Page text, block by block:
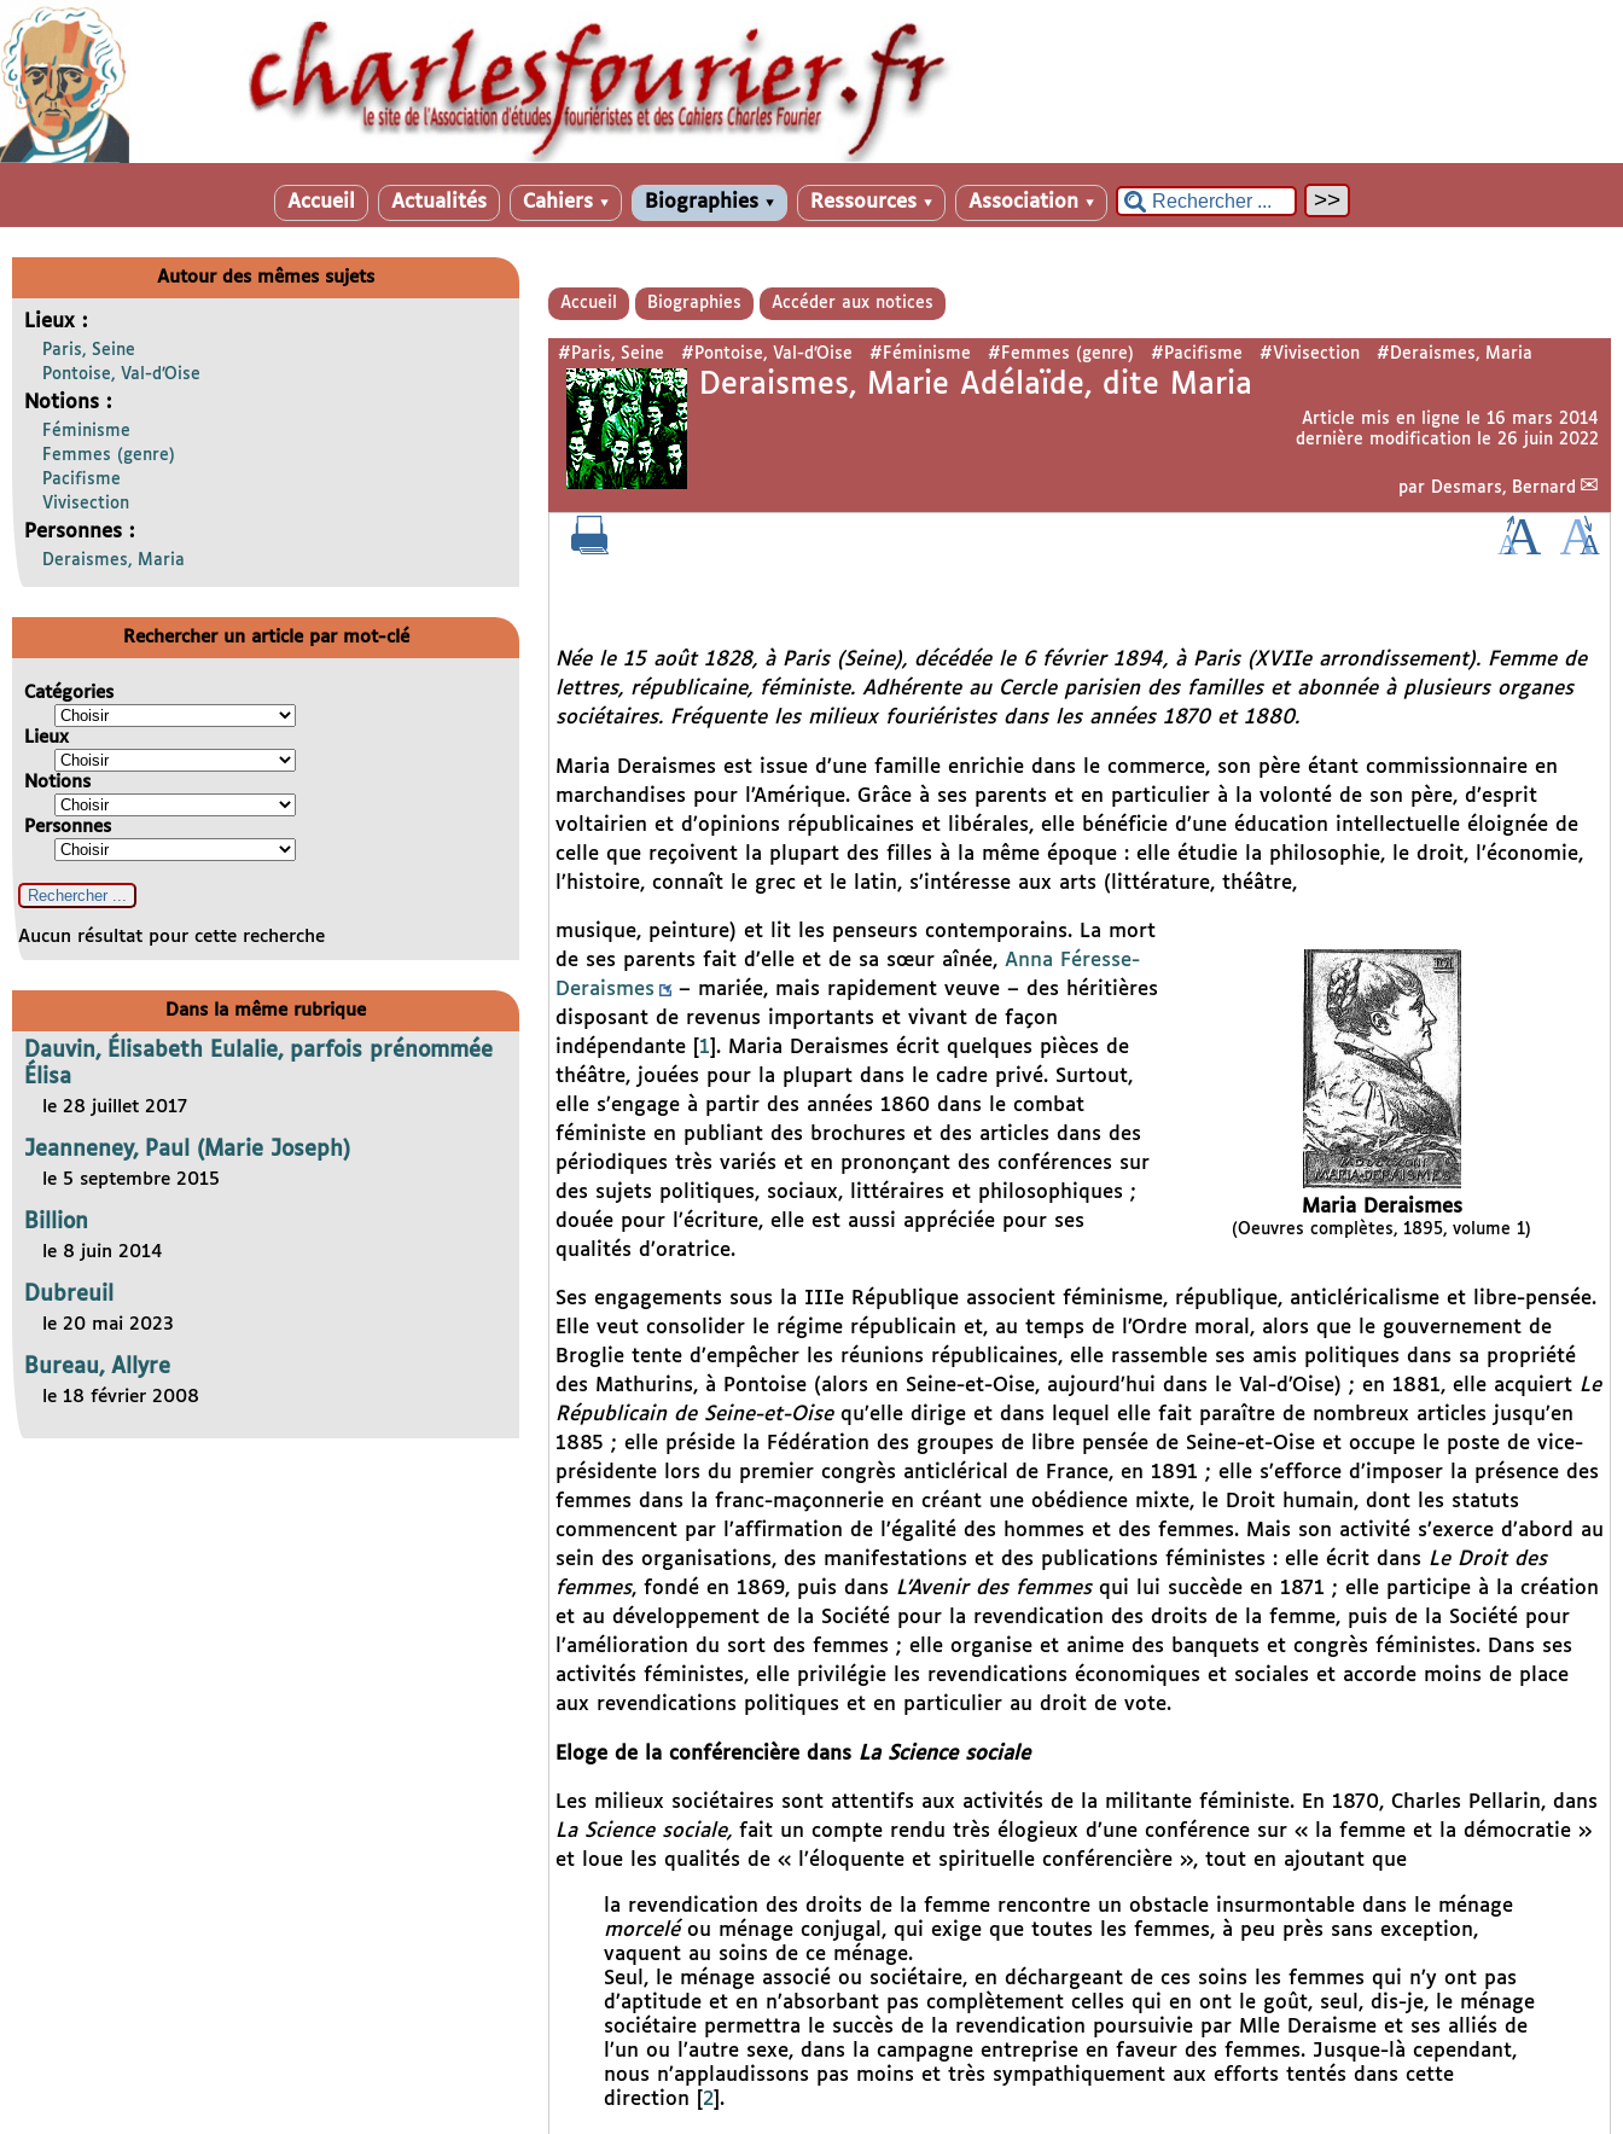
Accueil Actualités Cahiers ▼ Biographies ▼ Ressources ▼ Association ▼
Accueil Biographies Accéder aux notices
#Paris, Seine #Pontoise, Val-d’Oise #Féminisme #Femmes (genre) #Pacifisme #Vivisection #Deraismes, Maria
Deraismes, Marie Adélaïde, dite Maria
Article mis en ligne le 16 mars 2014
dernière modification le 26 juin 2022
par Desmars, Bernard
Née le 15 août 1828, à Paris (Seine), décédée le 6 février 1894, à Paris (XVIIe arrondissement). Femme de
lettres, républicaine, féministe. Adhérente au Cercle parisien des familles et abonnée à plusieurs organes
sociétaires. Fréquente les milieux fouriéristes dans les années 1870 et 1880.
Maria Deraismes est issue d’une famille enrichie dans le commerce, son père étant commissionnaire en
marchandises pour l’Amérique. Grâce à ses parents et en particulier à la volonté de son père, d’esprit
voltairien et d’opinions républicaines et libérales, elle bénéficie d’une éducation intellectuelle éloignée de
celle que reçoivent la plupart des filles à la même époque : elle étudie la philosophie, le droit, l’économie,
l’histoire, connaît le grec et le latin, s’intéresse aux arts (littérature, théâtre,
Maria Deraismes
(Oeuvres complètes, 1895, volume 1)
musique, peinture) et lit les penseurs contemporains. La mort
de ses parents fait d’elle et de sa sœur aînée, Anna Féresse-
Deraismes
– mariée, mais rapidement veuve – des héritières
disposant de revenus importants et vivant de façon
indépendante[ 1 . Maria Deraismes écrit quelques pièces de
théâtre, jouées pour la plupart dans le cadre privé. Surtout,
elle s’engage à partir des années 1860 dans le combat
féministe en publiant des brochures et des articles dans des
périodiques très variés et en prononçant des conférences sur
des sujets politiques, sociaux, littéraires et philosophiques ;
douée pour l’écriture, elle est aussi appréciée pour ses
qualités d’oratrice.
Ses engagements sous la IIIe République associent féminisme, république, anticléricalisme et libre-pensée.
Elle veut consolider le régime républicain et, au temps de l’Ordre moral, alors que le gouvernement de
Broglie tente d’empêcher les réunions républicaines, elle rassemble ses amis politiques dans sa propriété
des Mathurins, à Pontoise (alors en Seine-et-Oise, aujourd’hui dans le Val-d’Oise) ; en 1881, elle acquiert Le
Républicain de Seine-et-Oise qu’elle dirige et dans lequel elle fait paraître de nombreux articles jusqu’en
1885 ; elle préside la Fédération des groupes de libre pensée de Seine-et-Oise et occupe le poste de vice-
présidente lors du premier congrès anticlérical de France, en 1891 ; elle s’efforce d’imposer la présence des
femmes dans la franc-maçonnerie en créant une obédience mixte, le Droit humain, dont les statuts
commencent par l’affirmation de l’égalité des hommes et des femmes. Mais son activité s’exerce d’abord au
sein des organisations, des manifestations et des publications féministes : elle écrit dans Le Droit des
femmes, fondé en 1869, puis dans L’Avenir des femmesqui lui succède en 1871 ; elle participe à la création
et au développement de la Société pour la revendication des droits de la femme, puis de la Société pour
l’amélioration du sort des femmes ; elle organise et anime des banquets et congrès féministes. Dans ses
activités féministes, elle privilégie les revendications économiques et sociales et accorde moins de place
aux revendications politiques et en particulier au droit de vote.
Eloge de la conférencière dans La Science sociale
Les milieux sociétaires sont attentifs aux activités de la militante féministe. En 1870, Charles Pellarin, dans
La Science sociale, fait un compte rendu très élogieux d’une conférence sur « la femme et la démocratie »
et loue les qualités de « l’éloquente et spirituelle conférencière », tout en ajoutant que
la revendication des droits de la femme rencontre un obstacle insurmontable dans le ménage
morcelé ou ménage conjugal, qui exige que toutes les femmes, à peu près sans exception,
vaquent au soins de ce ménage.
Seul, le ménage associé ou sociétaire, en déchargeant de ces soins les femmes qui n’y ont pas
d’aptitude et en n’absorbant pas complètement celles qui en ont le goût, seul, dis-je, le ménage
sociétaire permettra le succès de la revendication poursuivie par Mlle Deraisme et ses alliés de
l’un ou l’autre sexe, dans la campagne entreprise en faveur des femmes. Jusque-là cependant,
nous n’applaudissons pas moins et très sympathiquement aux efforts tentés dans cette
direction
2] .
Autour des mêmes sujets
Lieux :
Paris, Seine
Pontoise, Val-d’Oise
Notions :
Féminisme
Femmes (genre)
Pacifisme
Vivisection
Personnes :
Deraismes, Maria
Rechercher un article par mot-clé
Catégories
Lieux
Notions
Personnes
Aucun résultat pour cette recherche
Dans la même rubrique
Dauvin, Élisabeth Eulalie, parfois prénommée
Élisa
le 28 juillet 2017
Jeanneney, Paul (Marie Joseph)
le 5 septembre 2015
Billion
le 8 juin 2014
Dubreuil
le 20 mai 2023
Bureau, Allyre
le 18 février 2008